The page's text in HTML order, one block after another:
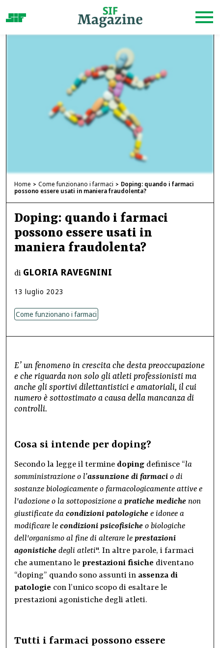
Doping: quando i farmaci
possono essere usati in
maniera fraudolenta?
di GLORIA RAVEGNINI
13 luglio 2023
Come funzionano i farmaci
Home Come funzionano i farmaci
Doping: quando i farmaci
possono essere usati in maniera fraudolenta?
E’ un fenomeno in crescita che desta preoccupazione
e che riguarda non solo gli atleti professionisti ma
anche gli sportivi dilettantistici e amatoriali, il cui
numero è sottostimato a causa della mancanza di
controlli.
Cosa si intende per doping?
Secondo la legge il termine doping definisce “la
somministrazione o l’assunzione di farmaci o di
sostanze biologicamente o farmacologicamente attive e
l'adozione o la sottoposizione a pratiche mediche non
giustificate da condizioni patologiche e idonee a
modificare le condizioni psicofisiche o biologiche
dell'organismo al fine di alterare le prestazioni
agonistiche degli atleti". In altre parole, i farmaci
che aumentano le prestazioni fisiche diventano
“doping” quando sono assunti in assenza di
patologie con l’unico scopo di esaltare le
prestazioni agonistiche degli atleti.
Tutti i farmaci possono essere